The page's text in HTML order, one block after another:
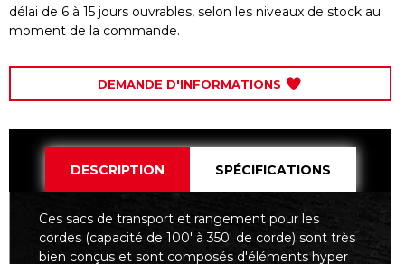
délai de 6 à 15 jours ouvrables, selon les niveaux de stock au
moment de la commande.
DEMANDE D'INFORMATIONS
DESCRIPTION SPÉCIFICATIONS
Ces sacs de transport et rangement pour les
cordes (capacité de 100' à 350' de corde) sont très
bien conçus et sont composés d'éléments hyper